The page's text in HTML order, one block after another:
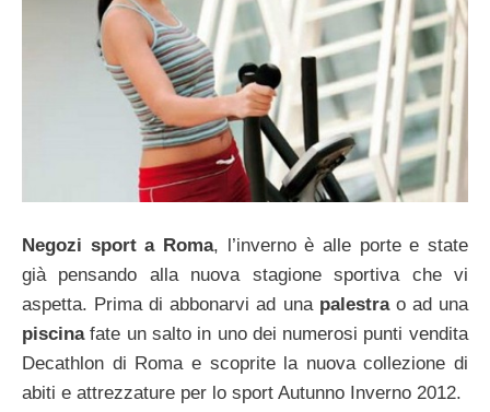
Negozi sport a Roma, l’inverno è alle porte e state
già pensando alla nuova stagione sportiva che vi
aspetta. Prima di abbonarvi ad una palestrao ad una
piscinafate un salto in uno dei numerosi punti vendita
Decathlon di Roma e scoprite la nuova collezione di
abiti e attrezzature per lo sport Autunno Inverno 2012.